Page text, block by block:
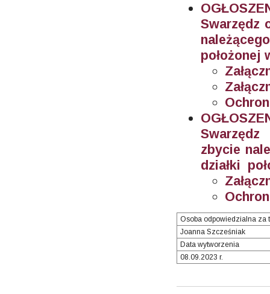
Swarzędz
położonej
zbycie
działki
Osoba odpowiedzialna za
Joanna Szcześniak
Data wytworzenia
08.09.2023 r.